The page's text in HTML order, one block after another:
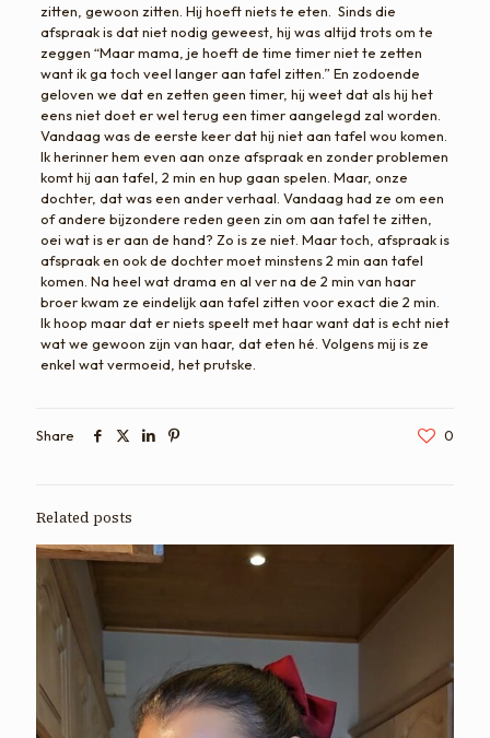
zitten, gewoon zitten. Hij hoeft niets te eten. Sinds die
afspraak is dat niet nodig geweest, hij was altijd trots om te
zeggen “Maar mama, je hoeft de time timer niet te zetten
want ik ga toch veel langer aan tafel zitten.” En zodoende
geloven we dat en zetten geen timer, hij weet dat als hij het
eens niet doet er wel terug een timer aangelegd zal worden.
Vandaag was de eerste keer dat hij niet aan tafel wou komen.
Ik herinner hem even aan onze afspraak en zonder problemen
komt hij aan tafel, 2 min en hup gaan spelen. Maar, onze
dochter, dat was een ander verhaal. Vandaag had ze om een
of andere bijzondere reden geen zin om aan tafel te zitten,
oei wat is er aan de hand? Zo is ze niet. Maar toch, afspraak is
afspraak en ook de dochter moet minstens 2 min aan tafel
komen. Na heel wat drama en al ver na de 2 min van haar
broer kwam ze eindelijk aan tafel zitten voor exact die 2 min.
Ik hoop maar dat er niets speelt met haar want dat is echt niet
wat we gewoon zijn van haar, dat eten hé. Volgens mij is ze
enkel wat vermoeid, het prutske.
Share 0
Related posts